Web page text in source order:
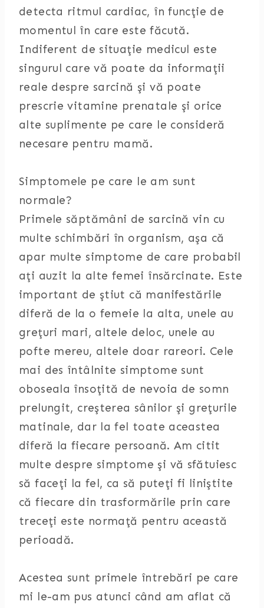
detecta ritmul cardiac, în funcţie de
momentul în care este făcută.
Indiferent de situaţie medicul este
singurul care vă poate da informaţii
reale despre sarcină şi vă poate
prescrie vitamine prenatale şi orice
alte suplimente pe care le consideră
necesare pentru mamă.
Simptomele pe care le am sunt
normale?
Primele săptămâni de sarcină vin cu
multe schimbări în organism, aşa că
apar multe simptome de care probabil
aţi auzit la alte femei însărcinate. Este
important de ştiut că manifestările
diferă de la o femeie la alta, unele au
greţuri mari, altele deloc, unele au
pofte mereu, altele doar rareori. Cele
mai des întâlnite simptome sunt
oboseala însoţită de nevoia de somn
prelungit, creşterea sânilor şi greţurile
matinale, dar la fel toate aceastea
diferă la fiecare persoană. Am citit
multe despre simptome şi vă sfătuiesc
să faceţi la fel, ca să puteţi fi liniştite
că fiecare din trasformările prin care
treceţi este normaţă pentru această
perioadă.
Acestea sunt primele întrebări pe care
mi le-am pus atunci când am aflat că